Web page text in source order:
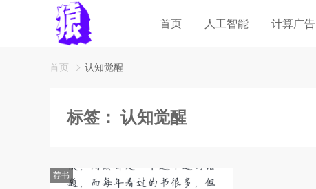
首页 人工智能 计算广告
首页 认知觉醒
标签： 认知觉醒
荐书